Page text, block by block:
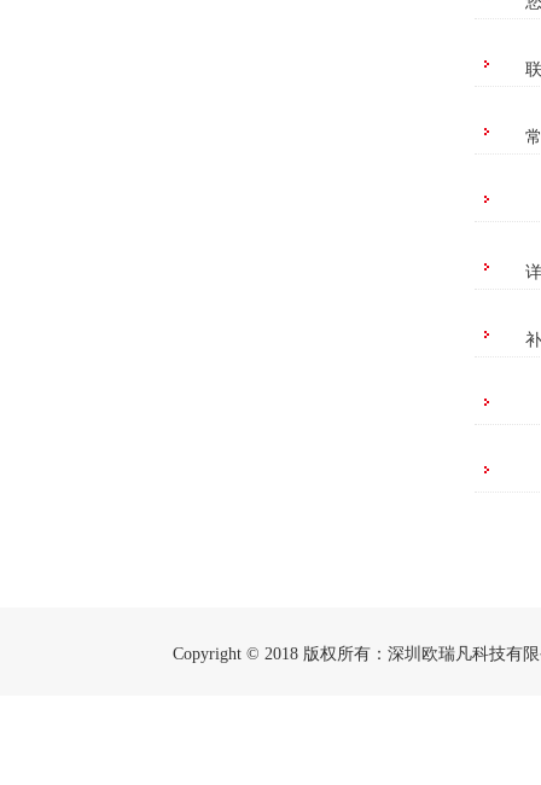
Copyright © 2018 版权所有：深圳欧瑞凡科技有